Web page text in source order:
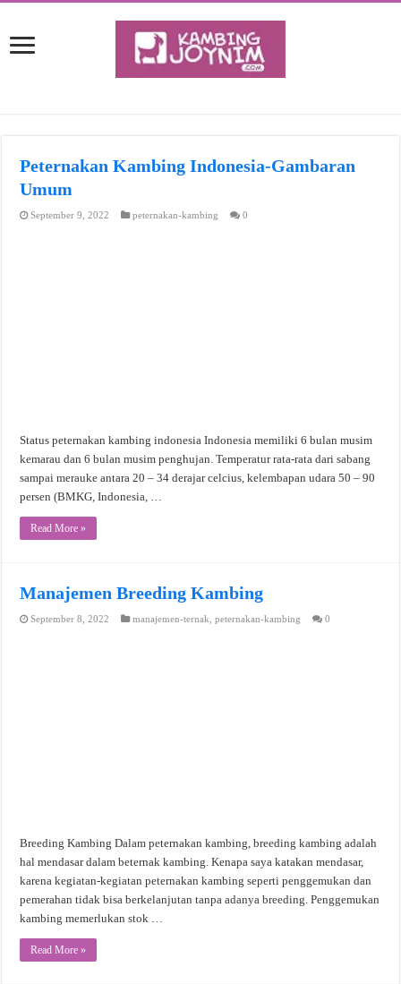
Peternakan Kambing Indonesia-Gambaran
Umum
September 9, 2022 peternakan-kambing 0
Status peternakan kambing indonesia Indonesia memiliki 6 bulan musim
kemarau dan 6 bulan musim penghujan. Temperatur rata-rata dari sabang
sampai merauke antara 20 – 34 derajar celcius, kelembapan udara 50 – 90
persen (BMKG, Indonesia, …
Read More »
Manajemen Breeding Kambing
September 8, 2022 manajemen-ternak ,peternakan-kambing 0
Breeding Kambing Dalam peternakan kambing, breeding kambing adalah
hal mendasar dalam beternak kambing. Kenapa saya katakan mendasar,
karena kegiatan-kegiatan peternakan kambing seperti penggemukan dan
pemerahan tidak bisa berkelanjutan tanpa adanya breeding. Penggemukan
kambing memerlukan stok …
Read More »